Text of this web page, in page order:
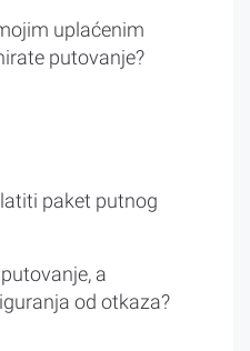
uplaćenim
putovanje?
paket putnog
a
od otkaza?